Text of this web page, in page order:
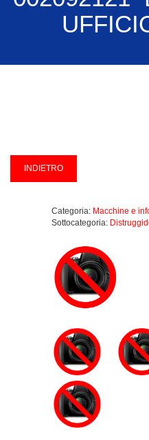
Categoria: Macchine e
Sottocategoria: